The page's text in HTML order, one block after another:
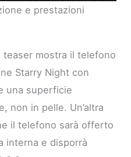
e prestazioni
teaser mostra il telefono
Starry Night con
una superficie
non in pelle. Un’altra
il telefono sarà offerto
interna e disporrà